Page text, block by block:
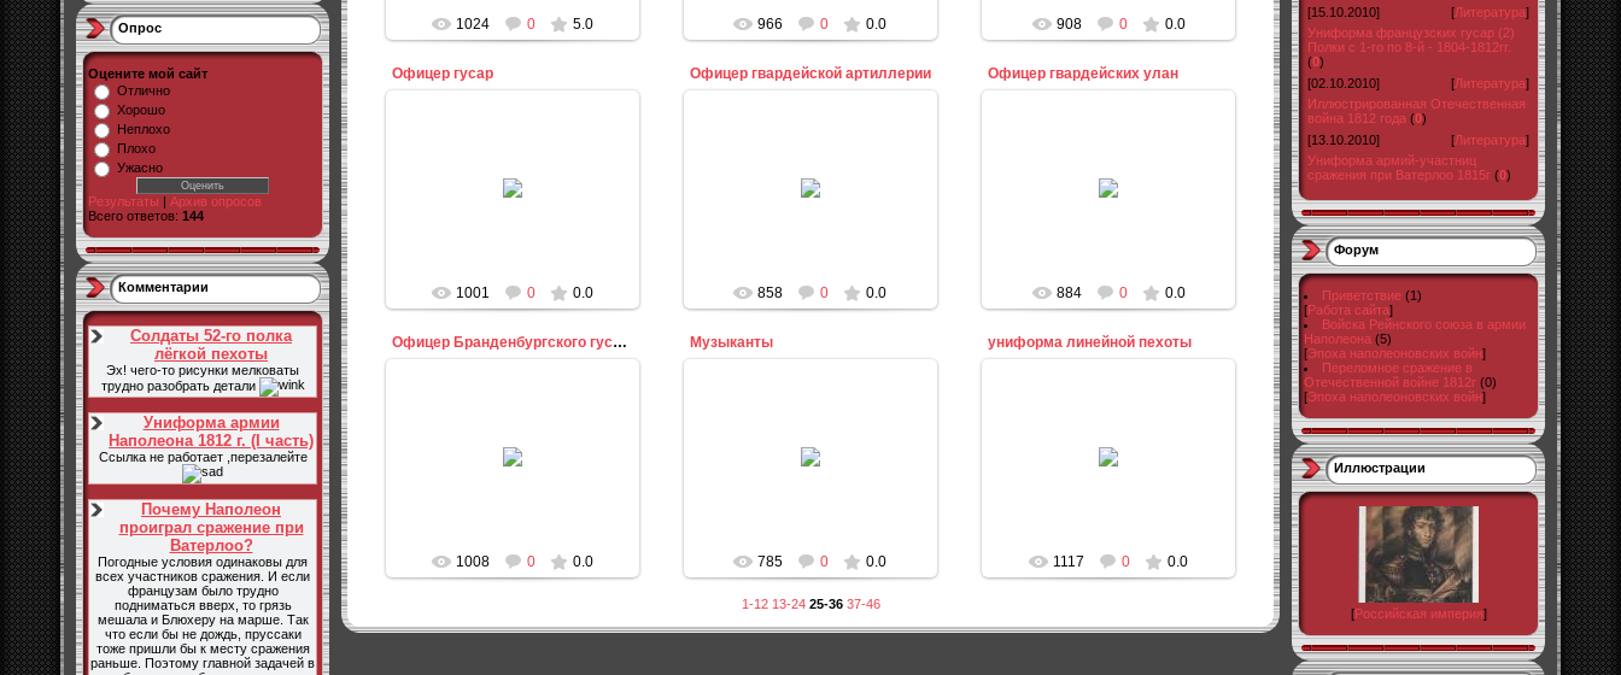
Опрос
Оцените мой сайт
Отлично
Хорошо
Неплохо
Плохо
Ужасно
Результаты | Архив опросов
Всего ответов: 144
Комментарии
Солдаты 52-го полка
лёгкой пехоты
Эх! чего-то рисунки мелковаты
трудно разобрать детали
Униформа армии
Наполеона 1812 г. (I часть)
Ссылка не работает ,перезалейте
Почему Наполеон
проиграл сражение при
Ватерлоо?
Погодные условия одинаковы для
всех участников сражения. И если
французам было трудно
подниматься вверх, то грязь
мешала и Блюхеру на марше. Так
что если бы не дождь, пруссаки
тоже пришли бы к месту сражения
раньше. Поэтому главной задачей в
1024 0 5.0 966 0 0.0 908 0 0.0
Офицер гусар
1001 0 0.0
Офицер гвардейской артиллерии
858 0 0.0
Офицер гвардейских улан
884 0 0.0
Офицер Бранденбургского гусарского полка
1008 0 0.0
Музыканты
785 0 0.0
униформа линейной пехоты
1117 0 0.0
1-12 13-24 25-36 37-46
[15.10.2010]
[Литература]
Униформа французских гусар (2)
Полки с 1-го по 8-й - 1804-1812гг.
(0)
[02.10.2010]
[Литература]
Иллюстрированная Отечественная
война 1812 года (0)
[13.10.2010]
[Литература]
Униформа армий-участниц
сражения при Ватерлоо 1815г (0)
Форум
Приветствие (1)
[Работа сайта]
Войска Рейнского союза в армии
Наполеона (5)
[Эпоха наполеоновских войн]
Переломное сражение в
Отечественной войне 1812г (0)
[Эпоха наполеоновских войн]
Иллюстрации
[Российская империя]